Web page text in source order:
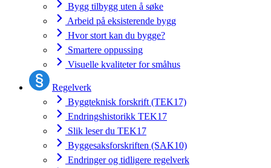
Bygg tilbygg uten å søke
Arbeid på eksisterende bygg
Hvor stort kan du bygge?
Smartere oppussing
Visuelle kvaliteter for småhus
Regelverk
Byggteknisk forskrift (TEK17)
Endringshistorikk TEK17
Slik leser du TEK17
Byggesaksforskriften (SAK10)
Endringer og tidligere regelverk